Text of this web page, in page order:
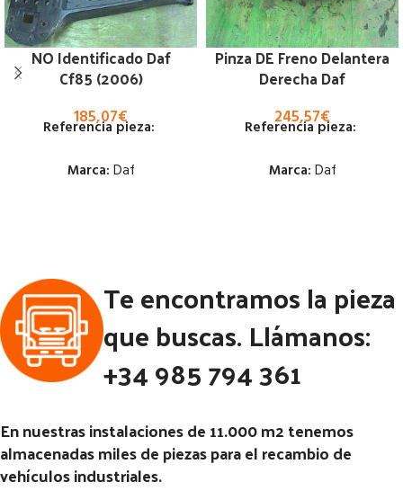
NO Identificado Daf
Cf85 (2006)
185,07€
Referencia pieza:
Marca: Daf
Notas:
Código Pieza:
Pinza DE Freno Delantera
Derecha Daf
245,57€
Referencia pieza:
Marca: Daf
[VP]DAF 800 130 RG
(4X2) | 02.80 - 02.00
Código Pieza:48490
Te encontramos la pieza
que buscas. Llámanos:
+34 985 794 361
En nuestras instalaciones de 11.000 m2 tenemos
almacenadas miles de piezas para el recambio de
vehículos industriales.